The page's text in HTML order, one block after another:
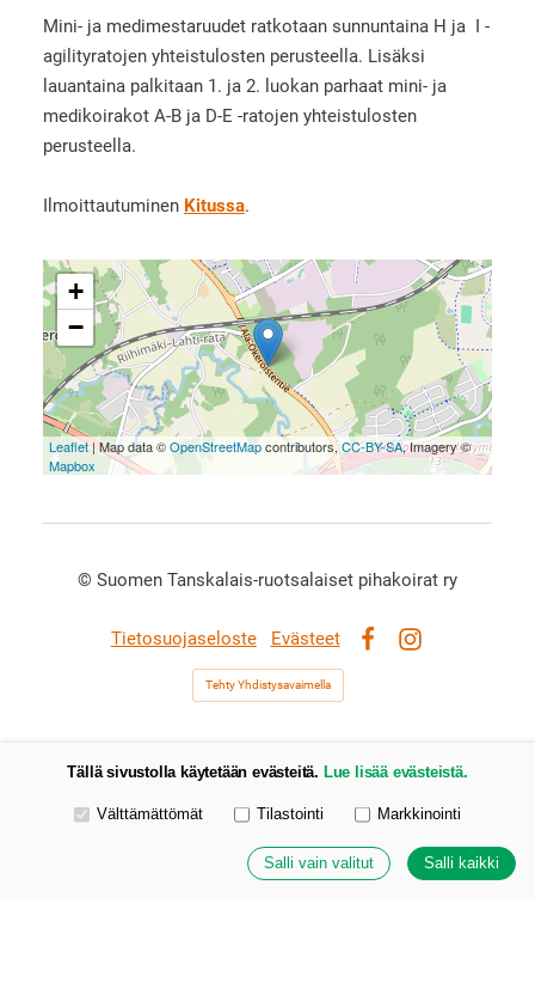
Mini- ja medimestaruudet ratkotaan sunnuntaina H ja I -
agilityratojen yhteistulosten perusteella. Lisäksi
lauantaina palkitaan 1. ja 2. luokan parhaat mini- ja
medikoirakot A-B ja D-E -ratojen yhteistulosten
perusteella.
Ilmoittautuminen Kitussa.
+
−
Leaflet| Map data ©OpenStreetMapcontributors,CC-BY-SA, Imagery ©
Mapbox
© Suomen Tanskalais-ruotsalaiset pihakoirat ry
Tietosuojaseloste
Evästeet
Tehty Yhdistysavaimella
Tällä sivustolla käytetään evästeitä. Lue lisää evästeistä.
Valitse käytettävät evästeet
Välttämättömät Tilastointi Markkinointi
Salli vain valitut Salli kaikki